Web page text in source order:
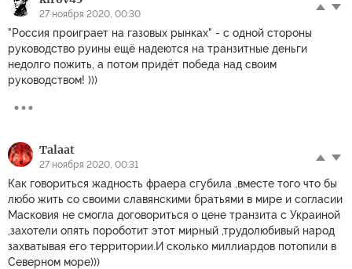
27 ноября 2020, 00:30
"Россия проиграет на газовых рынках" - с одной стороны
руководство руины ещё надеются на транзитные деньги
недолго пожить, а потом придёт победа над своим
руководством! )))
Talaat
27 ноября 2020, 00:31
Как говориться жадность фраера сгубила ,вместе того что бы
любо жить со своими славянскими братьями в мире и согласии
Масковия не смогла договориться о цене транзита с Украиной
,захотели опять пороботит этот мирный ,трудолюбивый народ
захватывая его территории.И сколько миллиардов потопили в
Северном море)))